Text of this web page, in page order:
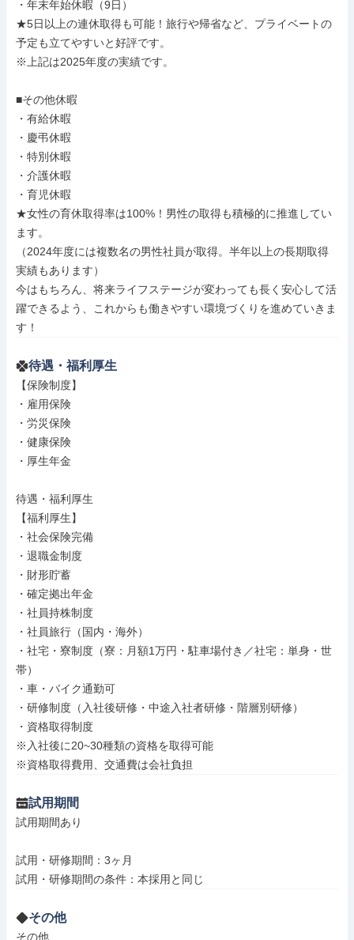
・年末年始休暇（9日）
★5日以上の連休取得も可能！旅行や帰省など、プライベートの
予定も立てやすいと好評です。
※上記は2025年度の実績です。
■その他休暇
・有給休暇
・慶弔休暇
・特別休暇
・介護休暇
・育児休暇
★女性の育休取得率は100%！男性の取得も積極的に推進してい
ます。
（2024年度には複数名の男性社員が取得。半年以上の長期取得
実績もあります）
今はもちろん、将来ライフステージが変わっても長く安心して活
躍できるよう、これからも働きやすい環境づくりを進めていきま
す！
待遇・福利厚生
【保険制度】
・雇用保険
・労災保険
・健康保険
・厚生年金
待遇・福利厚生
【福利厚生】
・社会保険完備
・退職金制度
・財形貯蓄
・確定拠出年金
・社員持株制度
・社員旅行（国内・海外）
・社宅・寮制度（寮：月額1万円・駐車場付き／社宅：単身・世
帯）
・車・バイク通勤可
・研修制度（入社後研修・中途入社者研修・階層別研修）
・資格取得制度
※入社後に20~30種類の資格を取得可能
※資格取得費用、交通費は会社負担
試用期間
試用期間あり
試用・研修期間：3ヶ月
その他
その他